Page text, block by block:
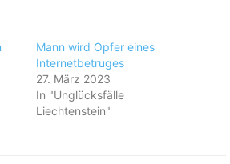
Mann wird Opfer eines
Internetbetruges
27. März 2023
In "Unglücksfälle
Liechtenstein"